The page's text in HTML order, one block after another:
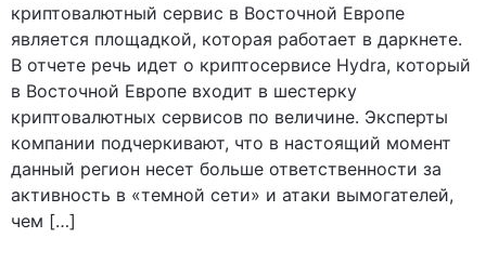
криптовалютный сервис в Восточной Европе
является площадкой, которая работает в даркнете.
В отчете речь идет о криптосервисе Hydra, который
в Восточной Европе входит в шестерку
криптовалютных сервисов по величине. Эксперты
компании подчеркивают, что в настоящий момент
данный регион несет больше ответственности за
активность в «темной сети» и атаки вымогателей,
чем […]